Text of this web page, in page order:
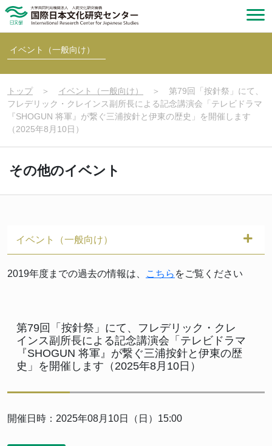
イベント（一般向け）
トップ＞ イベント（一般向け） ＞ 第79回「按針祭」にて、
フレデリック・クレインス副所長による記念講演会「テレビドラマ
『SHOGUN 将軍』が繋ぐ三浦按針と伊東の歴史」を開催します
（2025年8月10日）
その他のイベント
イベント（一般向け）
2019年度までの過去の情報は、 こちら をご覧ください
第79回「按針祭」にて、フレデリック・クレ
インス副所長による記念講演会「テレビドラマ
『SHOGUN 将軍』が繋ぐ三浦按針と伊東の歴
史」を開催します（2025年8月10日）
開催日時：2025年08月10日（日）15:00